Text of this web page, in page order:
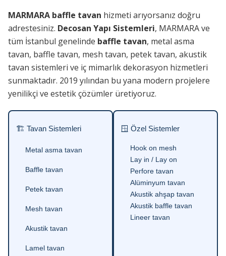
MARMARA baffle tavan hizmeti arıyorsanız doğru
adrestesiniz. Decosan Yapı Sistemleri, MARMARA ve
tüm İstanbul genelinde baffle tavan, metal asma
tavan, baffle tavan, mesh tavan, petek tavan, akustik
tavan sistemleri ve iç mimarlık dekorasyon hizmetleri
sunmaktadır. 2019 yılından bu yana modern projelere
yenilikçi ve estetik çözümler üretiyoruz.
🏗 Tavan Sistemleri
Metal asma tavan
Baffle tavan
Petek tavan
Mesh tavan
Akustik tavan
Lamel tavan
🪟 Özel Sistemler
Hook on mesh
Lay in / Lay on
Perfore tavan
Alüminyum tavan
Akustik ahşap tavan
Akustik baffle tavan
Lineer tavan